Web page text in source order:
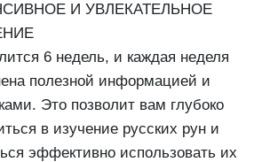
И УВЛЕКАТЕЛЬНОЕ
6 недель, и каждая неделя
полезной информацией и
Это позволит вам глубоко
в изучение русских рун и
эффективно использовать их